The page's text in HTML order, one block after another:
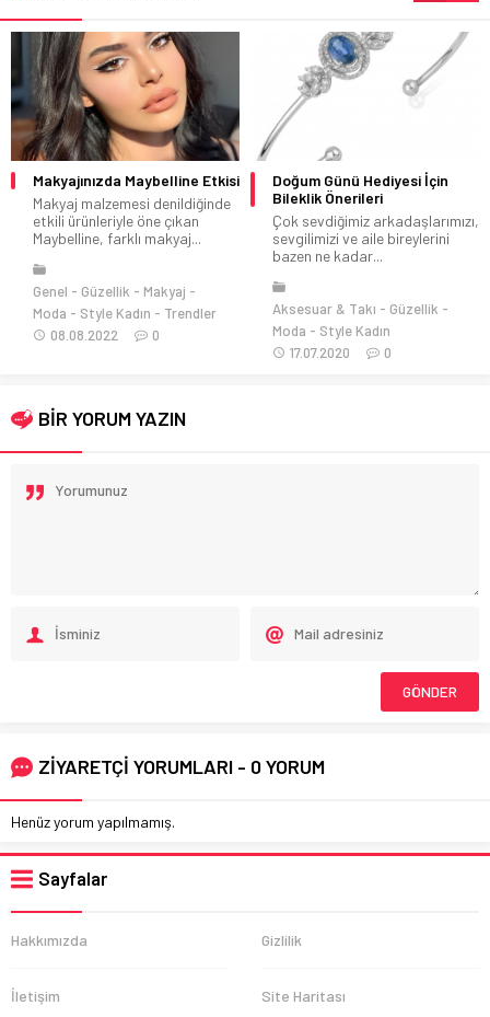
Makyajınızda Maybelline Etkisi
Makyaj malzemesi denildiğinde
etkili ürünleriyle öne çıkan
Maybelline, farklı makyaj...
Genel Güzellik
Makyaj
Moda
Style Kadın
Trendler
08.08.2022
0
Doğum Günü Hediyesi İçin
Bileklik Önerileri
Çok sevdiğimiz arkadaşlarımızı,
sevgilimizi ve aile bireylerini
bazen ne kadar...
Aksesuar & Takı
Güzellik
Moda
Style Kadın
17.07.2020
0
BİR YORUM YAZIN
ZİYARETÇİ YORUMLARI - 0 YORUM
Henüz yorum yapılmamış.
Sayfalar
Hakkımızda Gizlilik
İletişim Site Haritası